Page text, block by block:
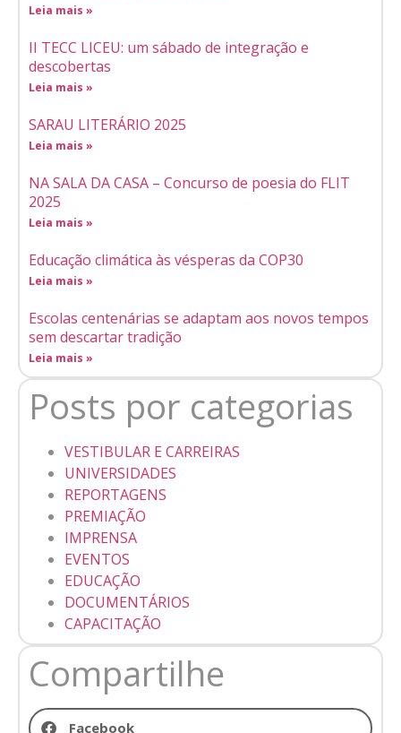
Leia mais »
II TECC LICEU: um sábado de integração e
descobertas
Leia mais »
SARAU LITERÁRIO 2025
Leia mais »
NA SALA DA CASA – Concurso de poesia do FLIT
2025
Leia mais »
Educação climática às vésperas da COP30
Leia mais »
Escolas centenárias se adaptam aos novos tempos
sem descartar tradição
Leia mais »
Posts por categorias
VESTIBULAR E CARREIRAS
UNIVERSIDADES
REPORTAGENS
PREMIAÇÃO
IMPRENSA
EVENTOS
EDUCAÇÃO
DOCUMENTÁRIOS
CAPACITAÇÃO
Compartilhe
Facebook